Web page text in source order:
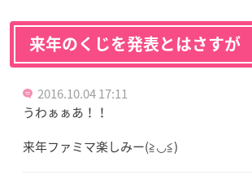
来年のくじを発表とはさすが
2016.10.04 17:11
うわぁぁあ！！
来年ファミマ楽しみー(≧◡≦)